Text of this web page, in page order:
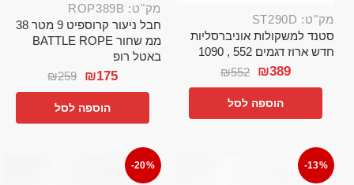
מק"ט: ST290D
סטנד למשקולות אוניברסליות
חדש ארוז דגמים 552 , 1090
₪552 ₪389
הוספה לסל
מק"ט: ROP389B
חבל ניעור קרוספיט 9 מטר 38
ממ שחור BATTLE ROPE
באטל רופ
₪259 ₪175
הוספה לסל
-13%
-20%